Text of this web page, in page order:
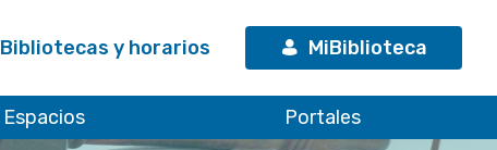
Bibliotecas y horarios MiBiblioteca
Espacios Portales